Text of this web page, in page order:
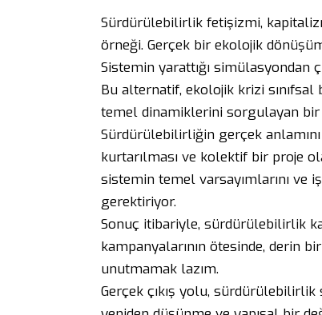
Sürdürülebilirlik fetişizmi,
örneği. Gerçek bir ekolojik
Sistemin yarattığı simülasyondan
Bu alternatif, ekolojik krizi
temel dinamiklerini sorgulayan bir
Sürdürülebilirliğin gerçek
kurtarılması ve kolektif bir proje
sistemin temel varsayımlarını ve
gerektiriyor.
Sonuç itibariyle, sürdürülebilirlik
kampanyalarının ötesinde, derin
unutmamak lazım.
Gerçek çıkış yolu,